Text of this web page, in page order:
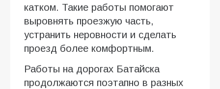
катком. Такие работы помогают
выровнять проезжую часть,
устранить неровности и сделать
проезд более комфортным.
Работы на дорогах Батайска
продолжаются поэтапно в разных